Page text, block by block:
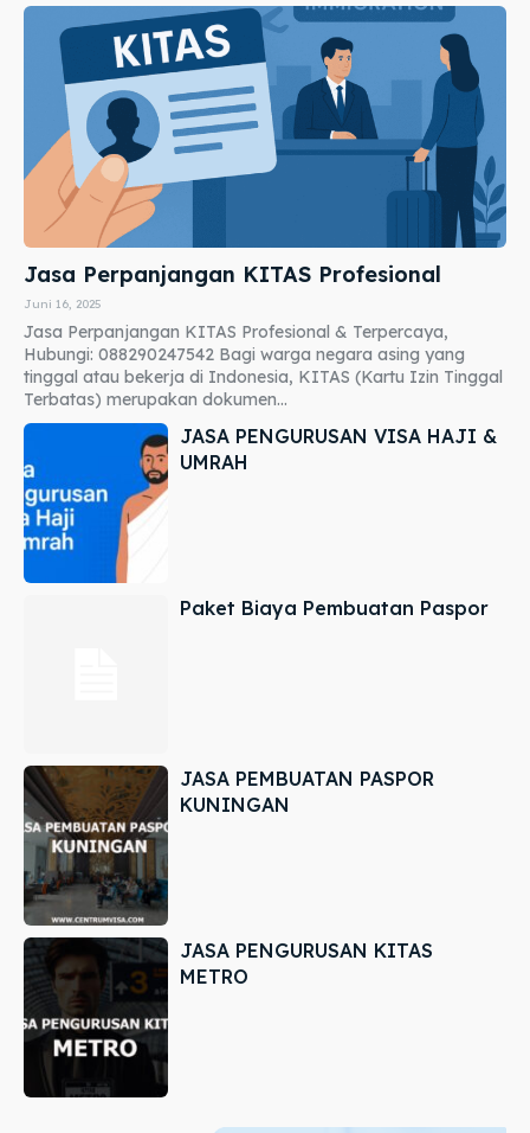
Jasa Perpanjangan KITAS Profesional
Juni 16, 2025
Jasa Perpanjangan KITAS Profesional & Terpercaya,
Hubungi: 088290247542 Bagi warga negara asing yang
tinggal atau bekerja di Indonesia, KITAS (Kartu Izin Tinggal
Terbatas) merupakan dokumen...
JASA PENGURUSAN VISA HAJI &
UMRAH
Paket Biaya Pembuatan Paspor
JASA PEMBUATAN PASPOR
KUNINGAN
JASA PENGURUSAN KITAS
METRO